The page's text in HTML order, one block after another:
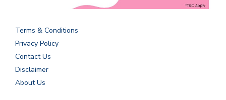
Terms & Conditions
Privacy Policy
Contact Us
Disclaimer
About Us